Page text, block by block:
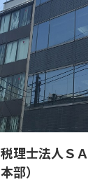
税理士法人Ｓ
本部）